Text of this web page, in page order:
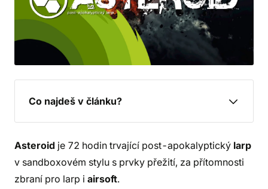
Co najdeš v článku?
Asteroid je 72 hodin trvající post-apokalyptický larp
v sandboxovém stylu s prvky přežití, za přítomnosti
zbraní pro larp i airsoft.